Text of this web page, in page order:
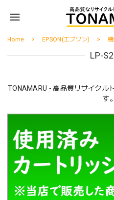
Home EPSON(エプソン)
LP-
TONAMARU - 高品質リサイクル
す。